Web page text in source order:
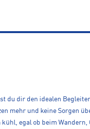
du dir den idealen
mehr und keine Sorgen
egal ob beim Wandern,